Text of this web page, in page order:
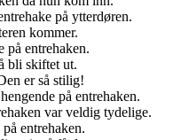
på ytterdøren.
kommer.
på entrehaken.
bli skiftet ut.
er så stilig!
på entrehaken.
var veldig tydelige.
entrehaken.